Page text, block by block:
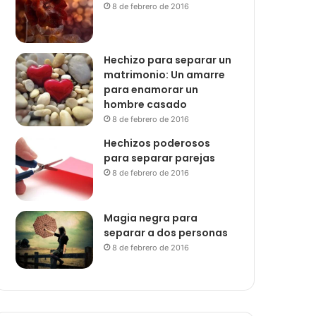
8 de febrero de 2016
Hechizo para separar un
matrimonio: Un amarre
para enamorar un
hombre casado
8 de febrero de 2016
Hechizos poderosos
para separar parejas
8 de febrero de 2016
Magia negra para
separar a dos personas
8 de febrero de 2016